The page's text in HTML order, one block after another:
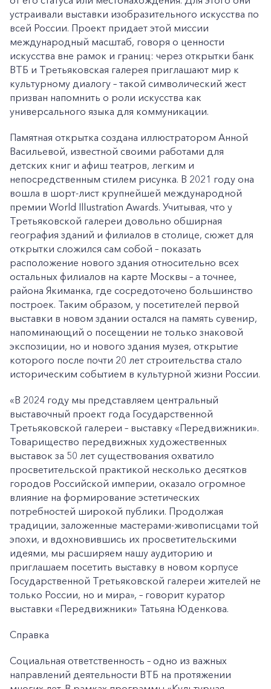
устраивали выставки изобразительного искусства по
всей России. Проект придает этой миссии
международный масштаб, говоря о ценности
искусства вне рамок и границ: через открытки банк
ВТБ и Третьяковская галерея приглашают мир к
культурному диалогу – такой символический жест
призван напомнить о роли искусства как
универсального языка для коммуникации.
Памятная открытка создана иллюстратором Анной
Васильевой, известной своими работами для
детских книг и афиш театров, легким и
непосредственным стилем рисунка. В 2021 году она
вошла в шорт-лист крупнейшей международной
премии World Illustration Awards. Учитывая, что у
Третьяковской галереи довольно обширная
география зданий и филиалов в столице, сюжет для
открытки сложился сам собой – показать
расположение нового здания относительно всех
остальных филиалов на карте Москвы – а точнее,
района Якиманка, где сосредоточено большинство
построек. Таким образом, у посетителей первой
выставки в новом здании остался на память сувенир,
напоминающий о посещении не только знаковой
экспозиции, но и нового здания музея, открытие
которого после почти 20 лет строительства стало
историческим событием в культурной жизни России.
«В 2024 году мы представляем центральный
выставочный проект года Государственной
Третьяковской галереи – выставку «Передвижники».
Товарищество передвижных художественных
выставок за 50 лет существования охватило
просветительской практикой несколько десятков
городов Российской империи, оказало огромное
влияние на формирование эстетических
потребностей широкой публики. Продолжая
традиции, заложенные мастерами-живописцами той
эпохи, и вдохновившись их просветительскими
идеями, мы расширяем нашу аудиторию и
приглашаем посетить выставку в новом корпусе
Государственной Третьяковской галереи жителей не
только России, но и мира», – говорит куратор
выставки «Передвижники» Татьяна Юденкова.
Справка
Социальная ответственность – одно из важных
направлений деятельности ВТБ на протяжении